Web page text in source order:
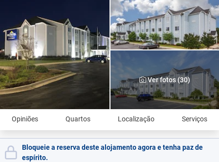
Ver fotos (30)
Opiniões Quartos Localização Serviços
Bloqueie a reserva deste alojamento agora e tenha paz de
espírito.